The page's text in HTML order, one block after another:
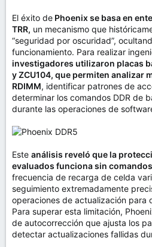
El éxito de Phoenix se basa en
TRR, un mecanismo que
“seguridad por oscuridad”,
funcionamiento. Para realizar
investigadores utilizaron placas
y ZCU104, que permiten analizar
RDIMM, identificar patrones de
determinar los comandos DDR de
durante las operaciones de
Este análisis reveló que la
evaluados funciona sin
frecuencia de recarga de celda
seguimiento extremadamente
operaciones de actualización para
Para superar esta limitación,
de autocorrección que ajusta los
detectar actualizaciones fallidas